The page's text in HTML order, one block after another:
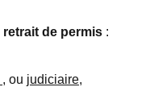
retrait de permis :
, ou judiciaire,